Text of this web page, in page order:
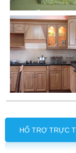
HỔ TRỢ TRỰC